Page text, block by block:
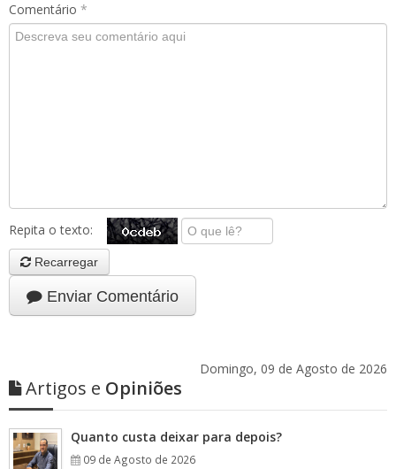
Comentário *
Repita o texto:
Recarregar
Enviar Comentário
Domingo, 09 de Agosto de 2026
Artigos e Opiniões
Quanto custa deixar para depois?
09 de Agosto de 2026